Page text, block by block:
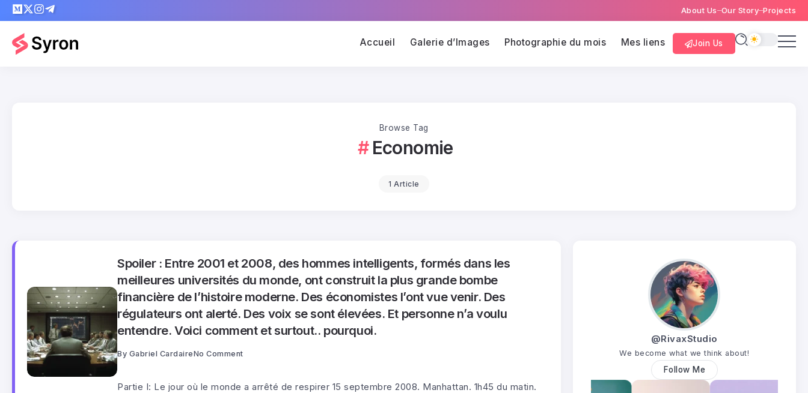
About Us Our Story Projects
Accueil Galerie d’Images Photographie du mois Mes liens Join Us
Browse Tag
Economie
1 Article
Spoiler : Entre 2001 et 2008, des hommes intelligents, formés dans les
meilleures universités du monde, ont construit la plus grande bombe
financière de l’histoire moderne. Des économistes l’ont vue venir. Des
régulateurs ont alerté. Des voix se sont élevées. Et personne n’a voulu
entendre. Voici comment et surtout.. pourquoi.
By Gabriel CardaireNo Comment
Partie I: Le jour où le monde a arrêté de respirer 15 septembre 2008. Manhattan. 1h45 du matin.
@RivaxStudio
We become what we think about!
Follow Me